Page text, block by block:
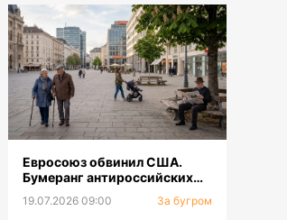
Евросоюз обвинил США.
Бумеранг антироссийских
сокращаться
19.07.2026 09:00 За бугром